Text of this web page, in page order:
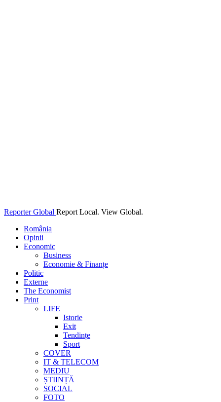
Reporter Global Report Local. View Global.
România
Opinii
Economic
Business
Economie & Finanțe
Politic
Externe
The Economist
Print
LIFE
Istorie
Exit
Tendințe
Sport
COVER
IT & TELECOM
MEDIU
ȘTIINȚĂ
SOCIAL
FOTO